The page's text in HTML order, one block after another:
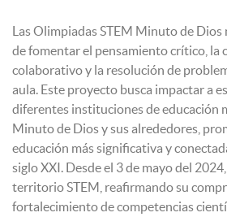
Las Olimpiadas STEM Minuto de
de fomentar el pensamiento crítico, la
colaborativo y la resolución de
aula. Este proyecto busca impactar a
diferentes instituciones de educación
Minuto de Dios y sus alrededores,
educación más significativa y
siglo XXI. Desde el 3 de mayo del
territorio STEM, reafirmando su
fortalecimiento de competencias